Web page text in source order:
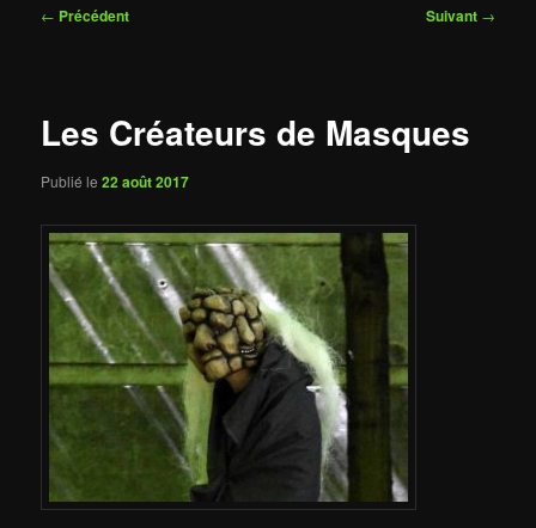
Navigation
← Précédent Suivant →
Les Créateurs de Masques
Publié le22 août 2017